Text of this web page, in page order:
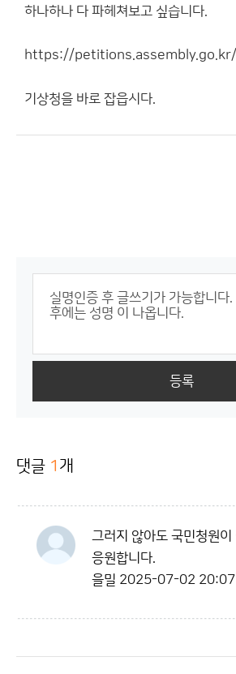
하나하나 다 파헤쳐보고 싶습니다.
https://
기상청을 바로 잡읍시다.
등록
댓글 1 개
그러지 않아도 국민청원이
응원합니다.
을밀 2025-07-02